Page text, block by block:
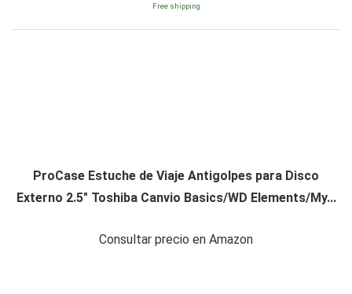
Free shipping
ProCase Estuche de Viaje Antigolpes para Disco
Externo 2.5" Toshiba Canvio Basics/WD Elements/My...
Consultar precio en Amazon